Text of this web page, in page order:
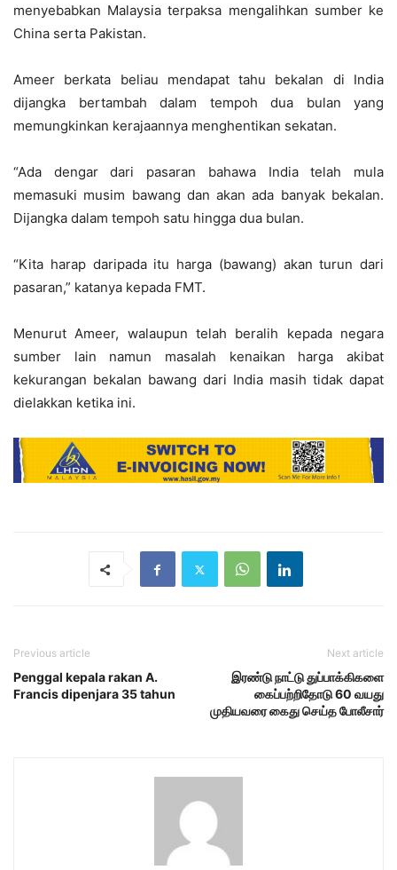
menyebabkan Malaysia terpaksa mengalihkan sumber ke
China serta Pakistan.
Ameer berkata beliau mendapat tahu bekalan di India
dijangka bertambah dalam tempoh dua bulan yang
memungkinkan kerajaannya menghentikan sekatan.
“Ada dengar dari pasaran bahawa India telah mula
memasuki musim bawang dan akan ada banyak bekalan.
Dijangka dalam tempoh satu hingga dua bulan.
“Kita harap daripada itu harga (bawang) akan turun dari
pasaran,” katanya kepada FMT.
Menurut Ameer, walaupun telah beralih kepada negara
sumber lain namun masalah kenaikan harga akibat
kekurangan bekalan bawang dari India masih tidak dapat
dielakkan ketika ini.
Previous article
Penggal kepala rakan A.
Francis dipenjara 35 tahun
Next article
இரண்டு நாட்டு துப்பாக்கிகளை
கைப்பற்றிதோடு 60 வயது
முதியவரை கைது செய்த போலீசார்